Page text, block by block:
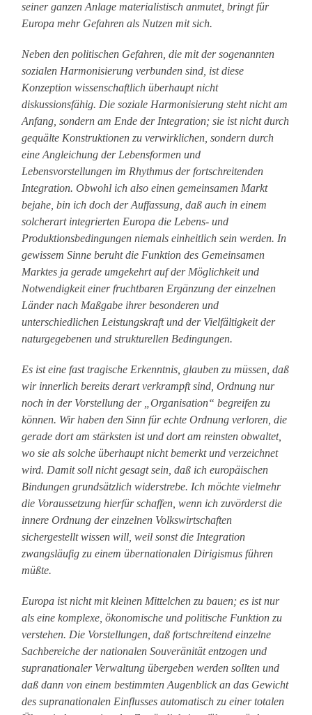
seiner ganzen Anlage materialistisch anmutet, bringt für
Europa mehr Gefahren als Nutzen mit sich.
Neben den politischen Gefahren, die mit der sogenannten
sozialen Harmonisierung verbunden sind, ist diese
Konzeption wissenschaftlich überhaupt nicht
diskussionsfähig. Die soziale Harmonisierung steht nicht am
Anfang, sondern am Ende der Integration; sie ist nicht durch
gequälte Konstruktionen zu verwirklichen, sondern durch
eine Angleichung der Lebensformen und
Lebensvorstellungen im Rhythmus der fortschreitenden
Integration. Obwohl ich also einen gemeinsamen Markt
bejahe, bin ich doch der Auffassung, daß auch in einem
solcherart integrierten Europa die Lebens- und
Produktionsbedingungen niemals einheitlich sein werden. In
gewissem Sinne beruht die Funktion des Gemeinsamen
Marktes ja gerade umgekehrt auf der Möglichkeit und
Notwendigkeit einer fruchtbaren Ergänzung der einzelnen
Länder nach Maßgabe ihrer besonderen und
unterschiedlichen Leistungskraft und der Vielfältigkeit der
naturgegebenen und strukturellen Bedingungen.
Es ist eine fast tragische Erkenntnis, glauben zu müssen, daß
wir innerlich bereits derart verkrampft sind, Ordnung nur
noch in der Vorstellung der „Organisation“ begreifen zu
können. Wir haben den Sinn für echte Ordnung verloren, die
gerade dort am stärksten ist und dort am reinsten obwaltet,
wo sie als solche überhaupt nicht bemerkt und verzeichnet
wird. Damit soll nicht gesagt sein, daß ich europäischen
Bindungen grundsätzlich widerstrebe. Ich möchte vielmehr
die Voraussetzung hierfür schaffen, wenn ich zuvörderst die
innere Ordnung der einzelnen Volkswirtschaften
sichergestellt wissen will, weil sonst die Integration
zwangsläufig zu einem übernationalen Dirigismus führen
müßte.
Europa ist nicht mit kleinen Mittelchen zu bauen; es ist nur
als eine komplexe, ökonomische und politische Funktion zu
verstehen. Die Vorstellungen, daß fortschreitend einzelne
Sachbereiche der nationalen Souveränität entzogen und
supranationaler Verwaltung übergeben werden sollten und
daß dann von einem bestimmten Augenblick an das Gewicht
des supranationalen Einflusses automatisch zu einer totalen